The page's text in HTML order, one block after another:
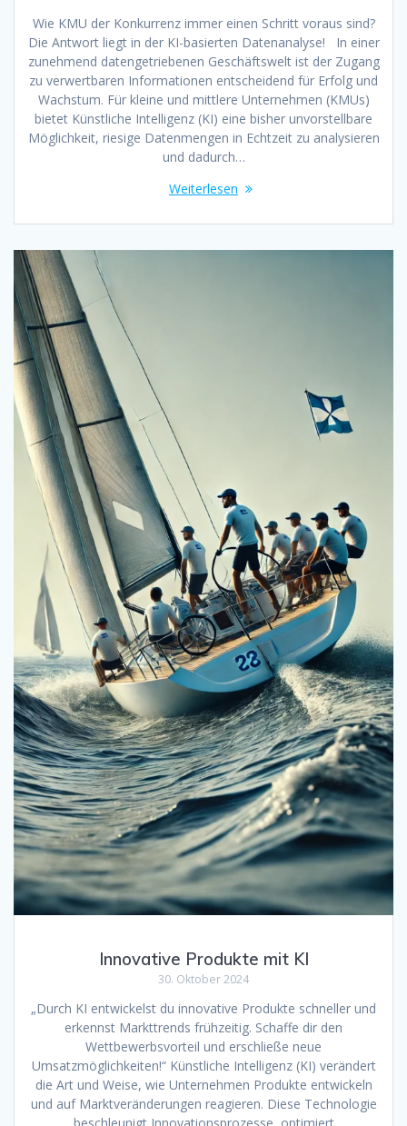
Wie KMU der Konkurrenz immer einen Schritt voraus sind?
Die Antwort liegt in der KI-basierten Datenanalyse! In einer
zunehmend datengetriebenen Geschäftswelt ist der Zugang
zu verwertbaren Informationen entscheidend für Erfolg und
Wachstum. Für kleine und mittlere Unternehmen (KMUs)
bietet Künstliche Intelligenz (KI) eine bisher unvorstellbare
Möglichkeit, riesige Datenmengen in Echtzeit zu analysieren
und dadurch…
Weiterlesen
Innovative Produkte mit KI
30. Oktober 2024
„Durch KI entwickelst du innovative Produkte schneller und
erkennst Markttrends frühzeitig. Schaffe dir den
Wettbewerbsvorteil und erschließe neue
Umsatzmöglichkeiten!“ Künstliche Intelligenz (KI) verändert
die Art und Weise, wie Unternehmen Produkte entwickeln
und auf Marktveränderungen reagieren. Diese Technologie